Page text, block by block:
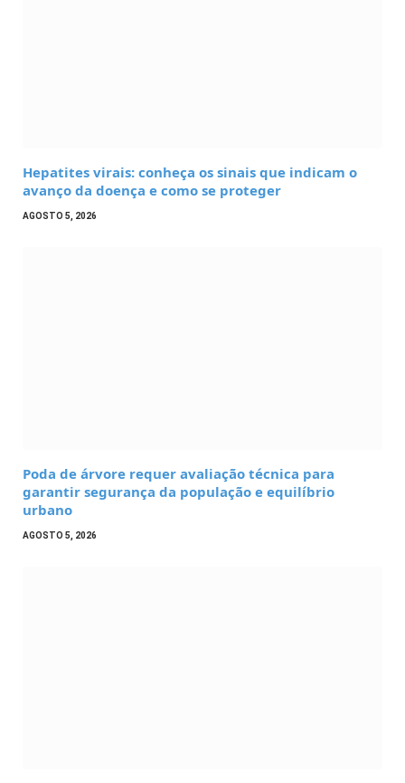
Hepatites virais: conheça os sinais que indicam o
avanço da doença e como se proteger
AGOSTO 5, 2026
Poda de árvore requer avaliação técnica para
garantir segurança da população e equilíbrio
urbano
AGOSTO 5, 2026